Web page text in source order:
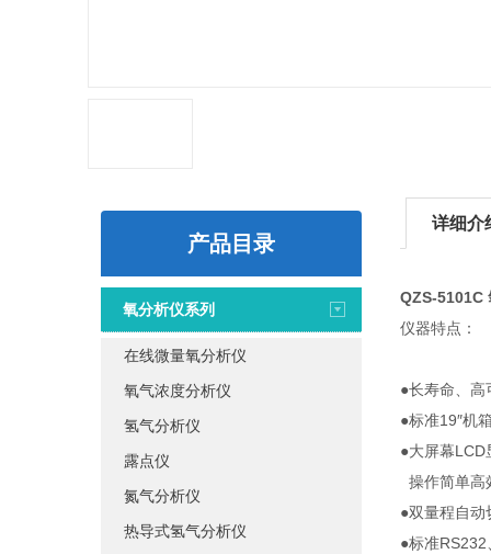
产品目录
氧分析仪系列
在线微量氧分析仪
氧气浓度分析仪
氢气分析仪
露点仪
氮气分析仪
热导式氢气分析仪
详细介
QZS-5101C
仪器特点：
●长寿命、高
●标准19″机
●大屏幕LCD
操作简单高
●双量程自动
●标准